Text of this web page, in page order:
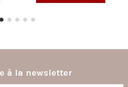
à la newsletter